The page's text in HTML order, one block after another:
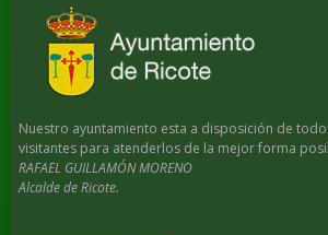
Nuestro ayuntamiento esta a disposición de
visitantes para atenderlos de la mejor forma
RAFAEL GUILLAMÓN MORENO
Alcalde de Ricote.